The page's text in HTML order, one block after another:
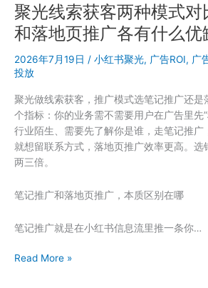
广
告
总
过
不
审
核？
可
能
是
了
规
红
聚光线索获客两种模式
和落地页推广各有什么优
2026年7月19日 / 小红书聚光, 广告ROI, 广
投放
聚光做线索获客，推广模式选笔记推广还是
个指标：你的业务需不需要用户在广告里先
行业陌生、需要先了解你是谁，走笔记推广
就想留联系方式，落地页推广效率更高。选
两三倍。
笔记推广和落地页推广，本质区别在哪
笔记推广就是在小红书信息流里推一条你…
聚
Read More »